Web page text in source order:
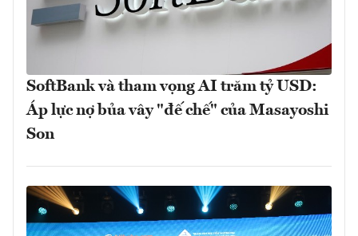
SoftBank và tham vọng AI trăm tỷ USD:
Áp lực nợ bủa vây "đế chế" của Masayoshi
Son